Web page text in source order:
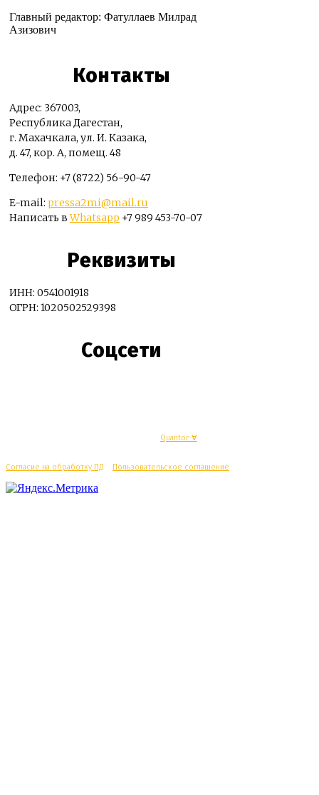
Главный редактор: Фатуллаев Милрад
Азизович
Контакты
Адрес: 367003,
Республика Дагестан,
г. Махачкала, ул. И. Казака,
д. 47, кор. А, помещ. 48
Телефон: +7 (8722) 56-90-47
E-mail: pressa2mi@mail.ru
Написать вWhatsapp +7 989 453-70-07
Реквизиты
ИНН: 0541001918
ОГРН: 1020502529398
Соцсети
Quantor-∀
Согласие на обработку ПД Пользовательское соглашение